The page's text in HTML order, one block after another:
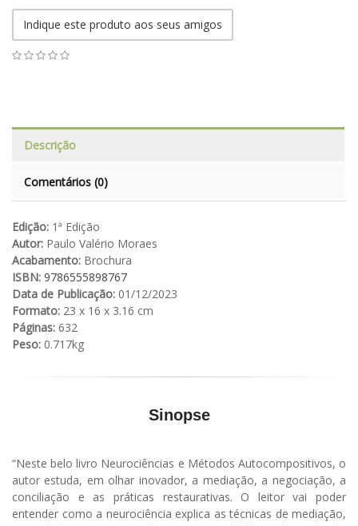
Indique este produto aos seus amigos
Descrição
Comentários (0)
Edição: 1ª Edição
Autor: Paulo Valério Moraes
Acabamento: Brochura
ISBN: 9786555898767
Data de Publicação: 01/12/2023
Formato: 23 x 16 x 3.16 cm
Páginas: 632
Peso: 0.717kg
Sinopse
“Neste belo livro Neurociências e Métodos Autocompositivos, o
autor estuda, em olhar inovador, a mediação, a negociação, a
conciliação e as práticas restaurativas. O leitor vai poder
entender como a neurociência explica as técnicas de mediação,